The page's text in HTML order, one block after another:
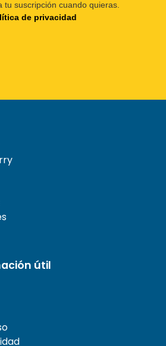
tu suscripción cuando quieras.
de privacidad
útil